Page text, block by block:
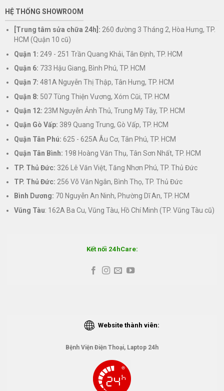
HỆ THỐNG SHOWROOM
[Trung tâm sửa chữa 24h]: 260 đường 3 Tháng 2, Hòa Hưng, TP.
HCM (Quận 10 cũ)
Quận 1: 249 - 251 Trần Quang Khải, Tân Định, TP. HCM
Quận 6: 733 Hậu Giang, Bình Phú, TP. HCM
Quận 7: 481A Nguyễn Thị Thập, Tân Hưng, TP. HCM
Quận 8: 507 Tùng Thiện Vương, Xóm Cũi, TP. HCM
Quận 12: 23M Nguyễn Ảnh Thủ, Trung Mỹ Tây, TP. HCM
Quận Gò Vấp: 389 Quang Trung, Gò Vấp, TP. HCM
Quận Tân Phú: 625 - 625A Âu Cơ, Tân Phú, TP. HCM
Quận Tân Bình: 198 Hoàng Văn Thụ, Tân Sơn Nhất, TP. HCM
TP. Thủ Đức: 326 Lê Văn Việt, Tăng Nhơn Phú, TP. Thủ Đức
TP. Thủ Đức: 256 Võ Văn Ngân, Bình Thọ, TP. Thủ Đức
Bình Dương: 70 Nguyễn An Ninh, Phường Dĩ An, TP. HCM
Vũng Tàu: 162A Ba Cu, Vũng Tàu, Hồ Chí Minh (TP. Vũng Tàu cũ)
Kết nối 24hCare:
Website thành viên:
Bệnh Viện Điện Thoại, Laptop 24h